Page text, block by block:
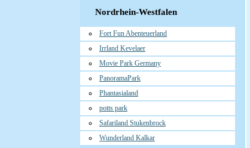
Nordrhein-Westfalen
Fort Fun Abenteuerland
Irrland Kevelaer
Movie Park Germany
PanoramaPark
Phantasialand
potts park
Safariland Stukenbrock
Wunderland Kalkar